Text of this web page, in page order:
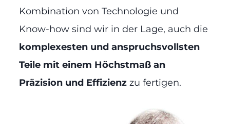
Kombination von Technologie und
Know-how sind wir in der Lage, auch die
komplexesten und anspruchsvollsten
Teile mit einem Höchstmaß an
Präzision und Effizienz zu fertigen.